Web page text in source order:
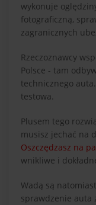
wykonuje
fotograficzną,
zagranicznych
Rzeczoznawcy
Polsce - tam
technicznego
testowa.
Plusem tego
musisz jechać na
Oszczędzasz na
wnikliwe i
Wadą są
sprawdzenie auta